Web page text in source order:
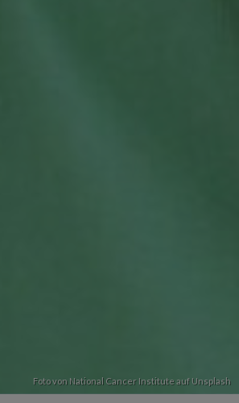
Foto von National Cancer Instituteauf Unsplash